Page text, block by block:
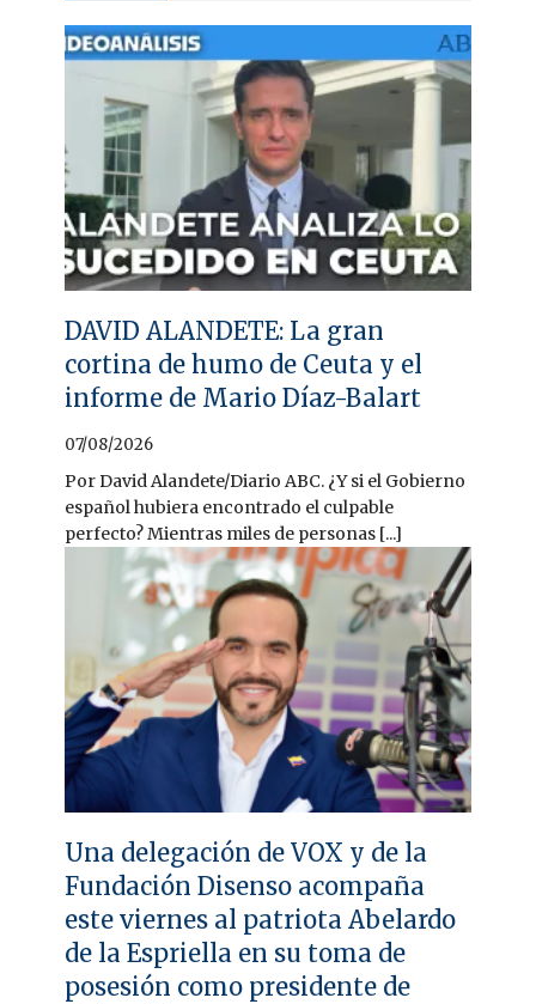
DAVID ALANDETE: La gran
cortina de humo de Ceuta y el
informe de Mario Díaz-Balart
07/08/2026
Por David Alandete/Diario ABC. ¿Y si el Gobierno
español hubiera encontrado el culpable
perfecto? Mientras miles de personas [...]
Una delegación de VOX y de la
Fundación Disenso acompaña
este viernes al patriota Abelardo
de la Espriella en su toma de
posesión como presidente de